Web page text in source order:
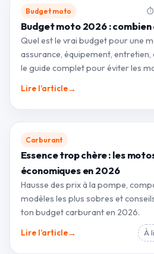
Budget moto ⏱
Budget moto 2026 :
Quel est le vrai budget pour une
assurance, équipement,
le guide complet pour éviter les
Lire l’article→
Carburant
Essence trop chère : les
économiques en 2026
Hausse des prix à la pompe,
modèles les plus sobres et
ton budget carburant en 2026.
Lire l’article→ À